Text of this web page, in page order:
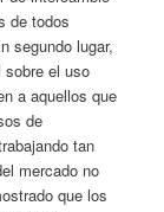
de todos
segundo lugar,
sobre el uso
a aquellos que
de
tan
mercado no
que los